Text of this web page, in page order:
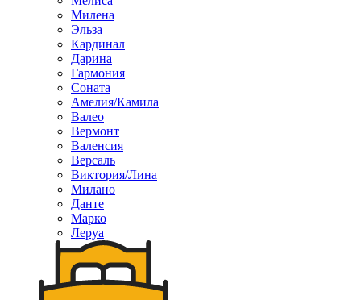
Милена
Эльза
Кардинал
Дарина
Гармония
Соната
Амелия/Камила
Валео
Вермонт
Валенсия
Версаль
Виктория/Лина
Милано
Данте
Марко
Леруа